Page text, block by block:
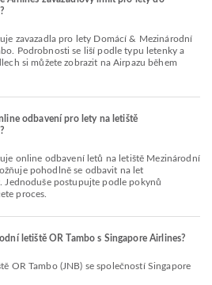
Podrobnosti se liší podle typu letenky a
si můžete zobrazit na Airpazu během
odbavení pro lety na letiště
pohodlně se odbavit na let
postupujte podle pokynů
proces.
letiště OR Tambo s Singapore Airlines?